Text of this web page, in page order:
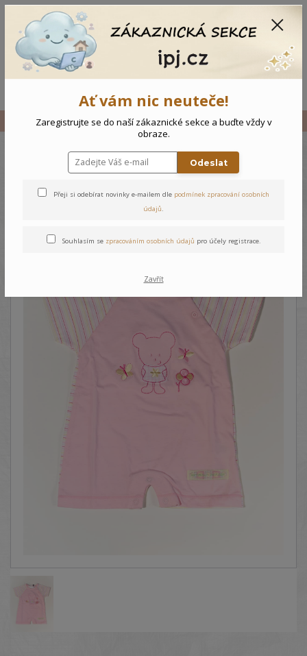
Vše Kojenecký overal Medvídek
Kojenecký overal Medvídek
Ať vám nic neuteče!
Zaregistrujte se do naší zákaznické sekce a buďte vždy v
obraze.
Odeslat
Přeji si odebírat novinky e-mailem dle podmínek zpracování osobních
údajů.
Souhlasím se zpracováním osobních údajů pro účely registrace.
Zavřít